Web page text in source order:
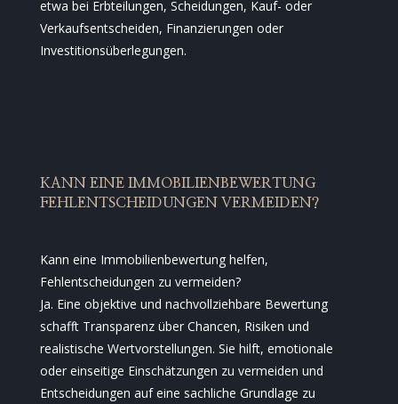
etwa bei Erbteilungen, Scheidungen, Kauf- oder
Verkaufsentscheiden, Finanzierungen oder
Investitionsüberlegungen.
KANN EINE IMMOBILIENBEWERTUNG
FEHLENTSCHEIDUNGEN VERMEIDEN?
Kann eine Immobilienbewertung helfen,
Fehlentscheidungen zu vermeiden?
Ja. Eine objektive und nachvollziehbare Bewertung
schafft Transparenz über Chancen, Risiken und
realistische Wertvorstellungen. Sie hilft, emotionale
oder einseitige Einschätzungen zu vermeiden und
Entscheidungen auf eine sachliche Grundlage zu